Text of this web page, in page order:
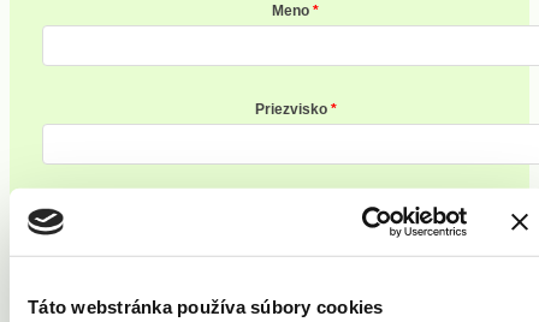
Táto webstránka používa súbory cookies
Meno
Priezvisko
Zaregistrovať sa